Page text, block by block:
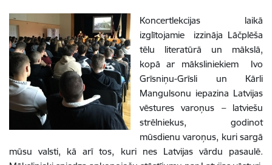
Koncertlekcijas laikā
izglītojamie
izzināja Lāčplēša
tēlu literatūrā un mākslā,
kopā ar māksliniekiem
Ivo
Grīsniņu-Grīsli un Kārli
Mangulsonu iepazina Latvijas
vēstures varoņus – latviešu
strēlniekus, godinot
mūsdienu varoņus, kuri sargā
mūsu valsti, kā arī tos, kuri nes Latvijas vārdu pasaulē.